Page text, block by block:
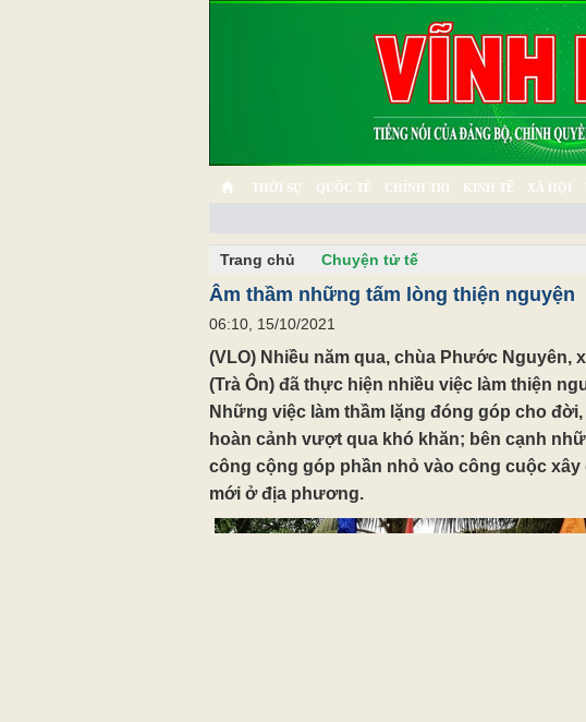
THỜI SỰ QUỐC TẾ CHÍNH TRỊ KINH TẾ XÃ HỘI
Trang chủ Chuyện tử tế
Âm thầm những tấm lòng thiện nguyện
06:10, 15/10/2021
(VLO) Nhiều năm qua, chùa Phước Nguyên,
(Trà Ôn) đã thực hiện nhiều việc làm thiện
Những việc làm thầm lặng đóng góp cho
hoàn cảnh vượt qua khó khăn; bên cạnh
công cộng góp phần nhỏ vào công cuộc
mới ở địa phương.